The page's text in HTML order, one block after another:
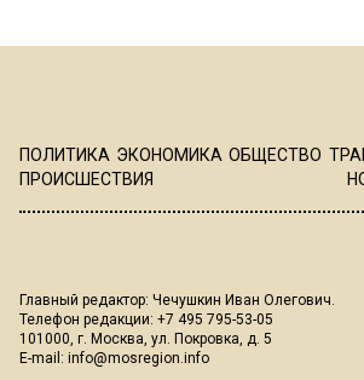
ПОЛИТИКА ЭКОНОМИКА ОБЩЕСТВО
ПРОИСШЕСТВИЯ
Главный редактор: Чечушкин Иван Олегович.
Телефон редакции: +7 495 795-53-05
101000, г. Москва, ул. Покровка, д. 5
E-mail: info@mosregion.info